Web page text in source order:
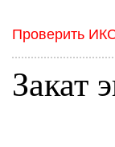
Проверить
Закат